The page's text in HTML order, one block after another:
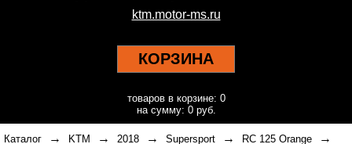
ktm.motor-ms.ru
КОРЗИНА
товаров в корзине: 0
на сумму: 0 руб.
Каталог → KTM → 2018 → Supersport → RC 125 Orange →